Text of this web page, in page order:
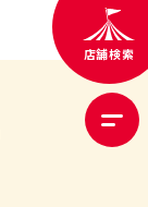
店舗検索